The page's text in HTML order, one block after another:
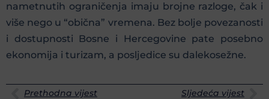
nametnutih ograničenja imaju brojne razloge, čak i
više nego u “obična” vremena. Bez bolje povezanosti
i dostupnosti Bosne i Hercegovine pate posebno
ekonomija i turizam, a posljedice su dalekosežne.
Prethodna vijest Sljedeća vijest